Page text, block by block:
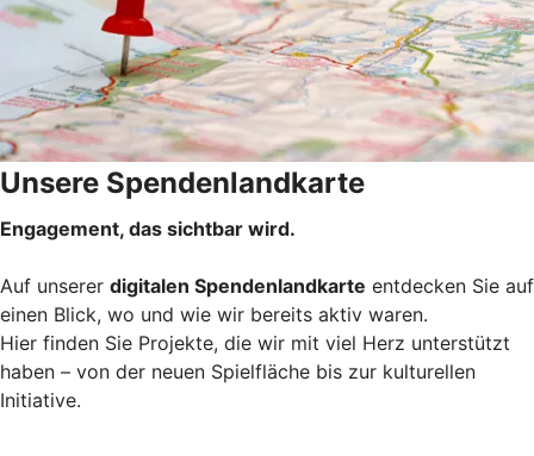
Unsere Spendenlandkarte
Engagement, das sichtbar wird.
Auf unserer digitalen Spendenlandkarte entdecken Sie auf
einen Blick, wo und wie wir bereits aktiv waren.
Hier finden Sie Projekte, die wir mit viel Herz unterstützt
haben – von der neuen Spielfläche bis zur kulturellen
Initiative.